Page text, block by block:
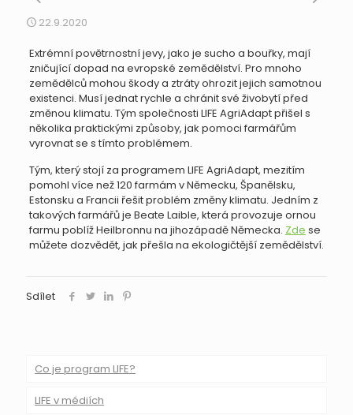
22.9.2020
Extrémní povětrnostní jevy, jako je sucho a bouřky, mají
zničující dopad na evropské zemědělství. Pro mnoho
zemědělců mohou škody a ztráty ohrozit jejich samotnou
existenci. Musí jednat rychle a chránit své živobytí před
změnou klimatu. Tým společnosti LIFE AgriAdapt přišel s
několika praktickými způsoby, jak pomoci farmářům
vyrovnat se s tímto problémem.
Tým, který stojí za programem LIFE AgriAdapt, mezitím
pomohl více než 120 farmám v Německu, Španělsku,
Estonsku a Francii řešit problém změny klimatu. Jedním z
takových farmářů je Beate Laible, která provozuje ornou
farmu poblíž Heilbronnu na jihozápadě Německa. Zde se
můžete dozvědět, jak přešla na ekologičtější zemědělství.
Sdílet
Co je program LIFE?
LIFE v médiích